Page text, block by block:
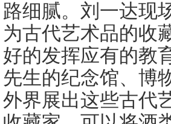
路细腻。刘一达现
为古代艺术品的收
好的发挥应有的教
先生的纪念馆、博
外界展出这些古代